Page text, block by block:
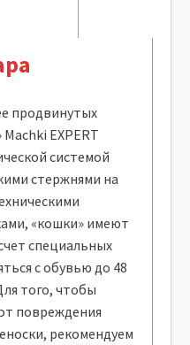
продвинутых
EXPERT
системой
стержнями на
«кошки» имеют
специальных
с обувью до 48
того, чтобы
повреждения
рекомендуем